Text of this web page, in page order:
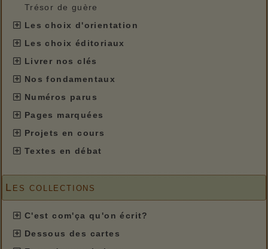
Trésor de guère
Les choix d'orientation
Les choix éditoriaux
Livrer nos clés
Nos fondamentaux
Numéros parus
Pages marquées
Projets en cours
Textes en débat
Les collections
C'est com'ça qu'on écrit?
Dessous des cartes